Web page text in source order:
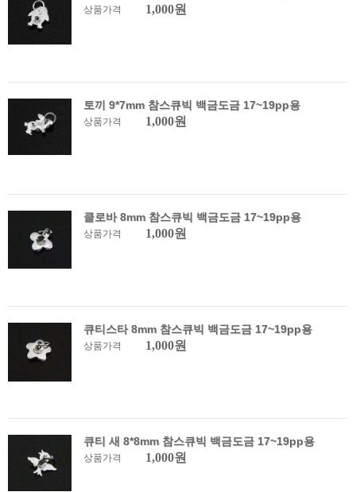
상품가격 1,000원
토끼 9*7mm 참스큐빅 백금도금 17~19pp용
상품가격 1,000원
클로바 8mm 참스큐빅 백금도금 17~19pp용
상품가격 1,000원
큐티스타 8mm 참스큐빅 백금도금 17~19pp용
상품가격 1,000원
큐티 새 8*8mm 참스큐빅 백금도금 17~19pp용
상품가격 1,000원